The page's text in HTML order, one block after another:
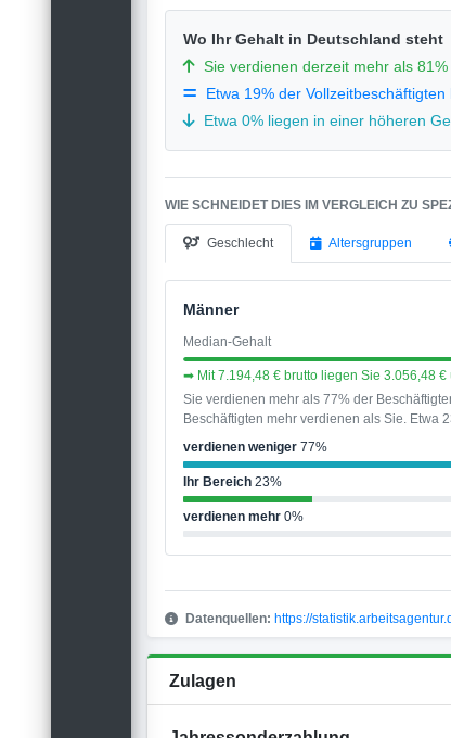
Wo Ihr Gehalt in Deutschland steht
Sie verdienen derzeit mehr als
Etwa 19% der
Etwa 0% liegen in einer höheren
WIE SCHNEIDET DIES IM VERGLEICH ZU
Geschlecht Altersgruppen
Männer
Median-Gehalt
➡ Mit 7.194,48 € brutto liegen Sie 3.056,48
Sie verdienen mehr als 77% der
Beschäftigten mehr verdienen als Sie. Etwa
verdienen weniger 77%
Ihr Bereich 23%
verdienen mehr 0%
Datenquellen: https://
Zulagen